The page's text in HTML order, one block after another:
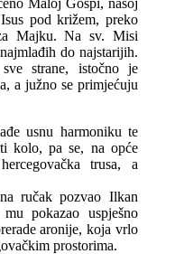
pod križem, preko
Majku. Na sv. Misi
do najstarijih.
strane, istočno je
a južno se primjećuju
usnu harmoniku te
kolo, pa se, na opće
trusa, a
ručak pozvao Ilkan
pokazao uspješno
aronije, koja vrlo
prostorima.